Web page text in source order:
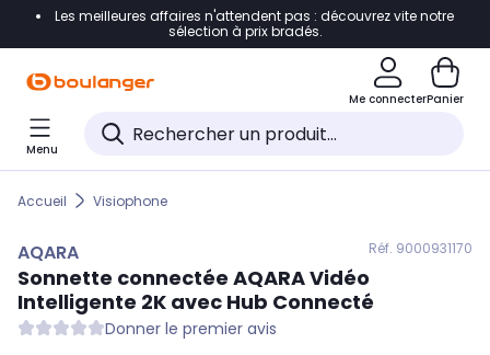
Accéder directement à la navigation
Accéder directement au pied de page
Accéder directement au chatbot
Les meilleures affaires n'attendent pas : découvrez vite notre
sélection à prix bradés.
Me connecterPanier
Menu
Accueil Visiophone
AQARA Réf. 9000931170
Sonnette connectée AQARAVidéo
Intelligente 2K avec Hub Connecté
Donner le premier avis